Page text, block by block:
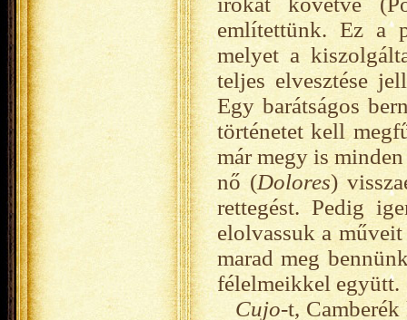
említettünk. Ez a
melyet a
teljes elvesztése
Egy barátságos
történetet kell
már megy is
nő (Dolores)
rettegést. Pedig
elolvassuk a
marad meg
félelmeikkel együtt.
Cujo-t,